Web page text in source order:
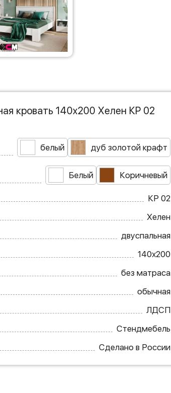
кровать 140х200 Хелен КР 02
белый дуб золотой крафт
Белый Коричневый
КР 02
Хелен
двуспальная
140х200
без матраса
обычная
ЛДСП
Стендмебель
Сделано в России